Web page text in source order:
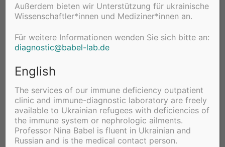
einer dritten Covid-Impfung
Das Immunsystem mancher Patientinnen und
Patienten spricht auf die zweite Impfung kaum an.
Das ändert sich beim dritten Mal. Forscherinnen und
Forscher haben die Immunantwort…
WEITERLESEN →
Außerdem bieten wir Unterstützung für ukrainische
Wissenschaftler*innen und Mediziner*innen an.
Für weitere Informationen wenden Sie sich bitte an:
diagnostic@babel-lab.de
English
The services of our immune deficiency outpatient
clinic and immune-diagnostic laboratory are freely
available to Ukrainian refugees with deficiencies of
the immune system or nephrologic ailments.
Professor Nina Babel is fluent in Ukrainian and
Russian and is the medical contact person.